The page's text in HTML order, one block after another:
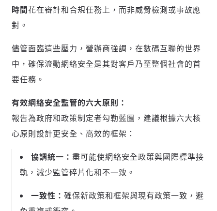
登入或註冊
輸入 Email 驗證碼
時間花在審計和合規任務上，而非威脅檢測或事故應
對。
儘管面臨這些壓力，營辦商強調，在數碼互聯的世界
中，確保流動網絡安全是其對客戶乃至整個社會的首
要任務。
有效網絡安全監管的六大原則：
報告為政府和政策制定者勾勒藍圖，建議根據六大核
心原則設計更安全、高效的框架：
協調統一： 盡可能使網絡安全政策與國際標準接
軌，減少監管碎片化和不一致。
一致性： 確保新政策和框架與現有政策一致，避